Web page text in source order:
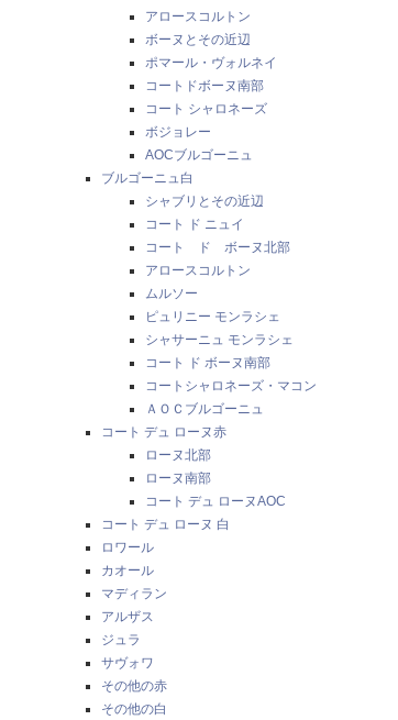
アロースコルトン
ボーヌとその近辺
ポマール・ヴォルネイ
コートドボーヌ南部
コート シャロネーズ
ボジョレー
AOCブルゴーニュ
ブルゴーニュ白
シャブリとその近辺
コート ド ニュイ
コート ド ボーヌ北部
アロースコルトン
ムルソー
ピュリニー モンラシェ
シャサーニュ モンラシェ
コート ド ボーヌ南部
コートシャロネーズ・マコン
ＡＯＣブルゴーニュ
コート デュ ローヌ赤
ローヌ北部
ローヌ南部
コート デュ ローヌAOC
コート デュ ローヌ 白
ロワール
カオール
マディラン
アルザス
ジュラ
サヴォワ
その他の赤
その他の白